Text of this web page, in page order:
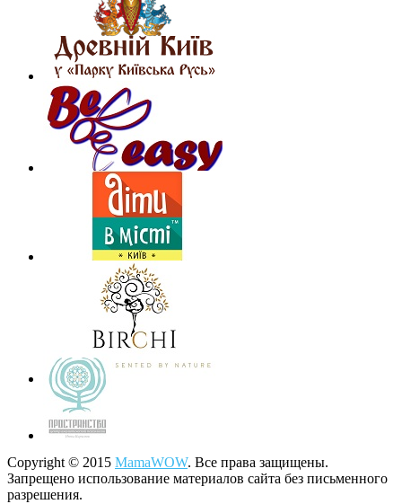
Copyright © 2015 MamaWOW. Все права защищены.
Запрещено использование материалов сайта без письменного
разрешения.